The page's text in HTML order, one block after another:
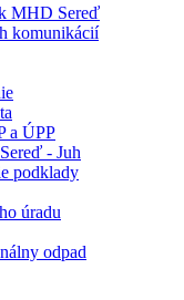
MHD Sereď
komunikácií
a ÚPP
- Juh
podklady
úradu
odpad